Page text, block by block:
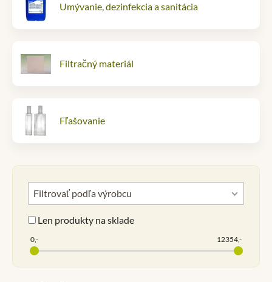
Umývanie, dezinfekcia a sanitácia
Filtračný materiál
Fľašovanie
Filtrovať podľa výrobcu
Len produkty na sklade
0,- 12354,-